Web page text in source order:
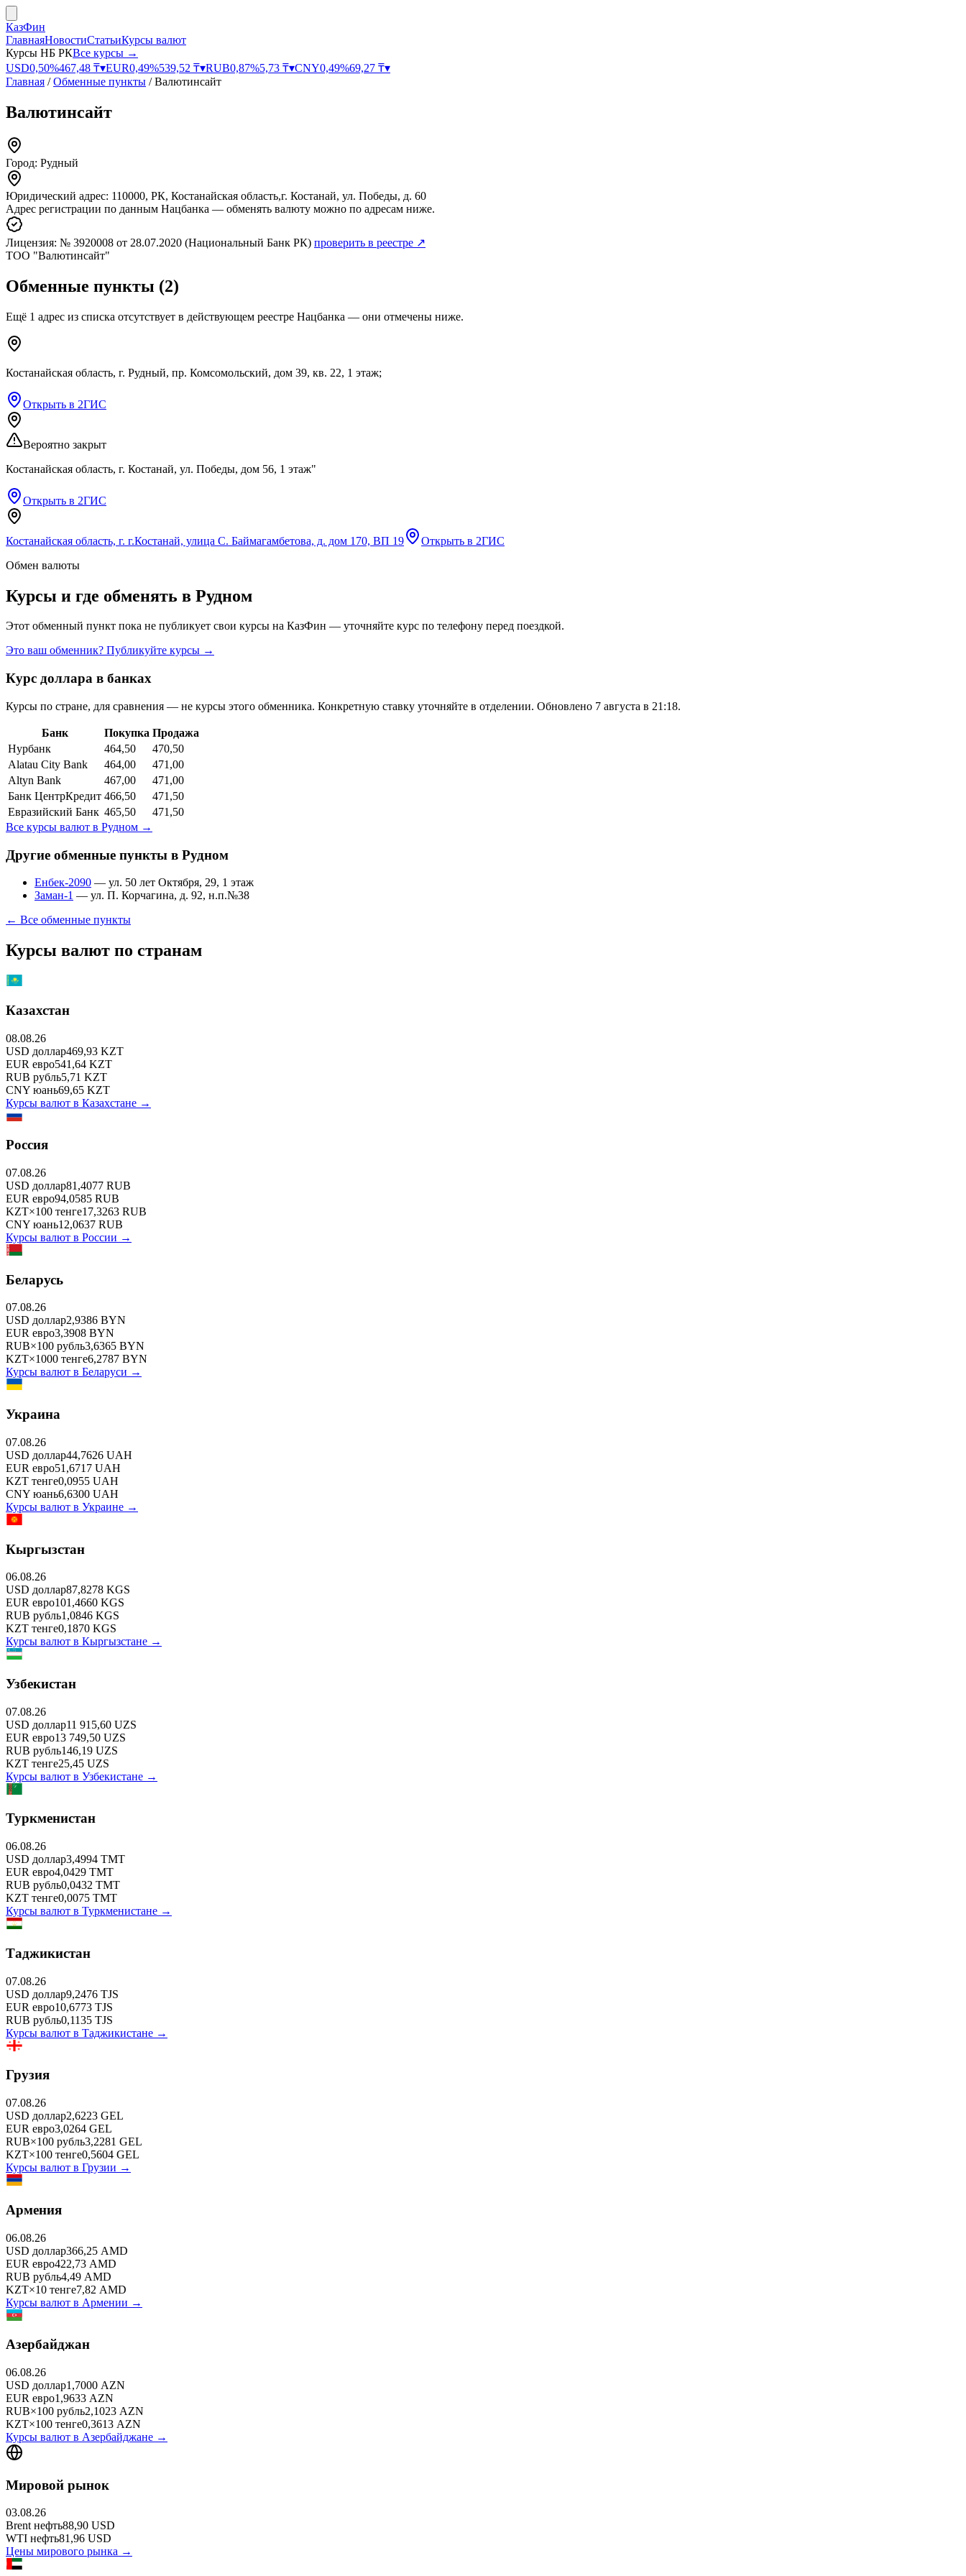
КазФин
ГлавнаяНовостиСтатьиКурсы валют
Курсы НБ РКВсе курсы →
USD0,50%467,48 ₸▾EUR0,49%539,52 ₸▾RUB0,87%5,73 ₸▾CNY0,49%69,27 ₸▾
Главная /Обменные пункты /Валютинсайт
Валютинсайт
Город: Рудный
Юридический адрес: 110000, РК, Костанайская область,г. Костанай, ул. Победы, д. 60
Адрес регистрации по данным Нацбанка — обменять валюту можно по адресам ниже.
Лицензия: № 3920008 от 28.07.2020 (Национальный Банк РК) проверить в реестре ↗
ТОО "Валютинсайт"
Обменные пункты (2)
Ещё 1 адрес из списка отсутствует в действующем реестре Нацбанка — они отмечены ниже.
Костанайская область, г. Рудный, пр. Комсомольский, дом 39, кв. 22, 1 этаж;
Открыть в 2ГИС
Вероятно закрыт
Костанайская область, г. Костанай, ул. Победы, дом 56, 1 этаж"
Открыть в 2ГИС
Костанайская область, г. г.Костанай, улица С. Баймагамбетова, д. дом 170, ВП 19
Открыть в 2ГИС
Обмен валюты
Курсы и где обменять в Рудном
Этот обменный пункт пока не публикует свои курсы на КазФин — уточняйте курс по телефону перед поездкой.
Это ваш обменник? Публикуйте курсы →
Курс доллара в банках
Курсы по стране, для сравнения — не курсы этого обменника. Конкретную ставку уточняйте в отделении. Обновлено 7 августа в 21:18.
Банк Покупка Продажа
Нурбанк
464,50
470,50
Alatau City Bank
464,00
471,00
Altyn Bank
467,00
471,00
Банк ЦентрКредит 466,50
471,50
Евразийский Банк 465,50
471,50
Все курсы валют в Рудном →
Другие обменные пункты в Рудном
Енбек-2090 — ул. 50 лет Октября, 29, 1 этаж
Заман-1 — ул. П. Корчагина, д. 92, н.п.№38
← Все обменные пункты
Курсы валют по странам
Казахстан
08.08.26
USD доллар469,93 KZT
EUR евро541,64 KZT
RUB рубль5,71 KZT
CNY юань69,65 KZT
Курсы валют в Казахстане →
Россия
07.08.26
USD доллар81,4077 RUB
EUR евро94,0585 RUB
KZT×100 тенге17,3263 RUB
CNY юань12,0637 RUB
Курсы валют в России →
Беларусь
07.08.26
USD доллар2,9386 BYN
EUR евро3,3908 BYN
RUB×100 рубль3,6365 BYN
KZT×1000 тенге6,2787 BYN
Курсы валют в Беларуси →
Украина
07.08.26
USD доллар44,7626 UAH
EUR евро51,6717 UAH
KZT тенге0,0955 UAH
CNY юань6,6300 UAH
Курсы валют в Украине →
Кыргызстан
06.08.26
USD доллар87,8278 KGS
EUR евро101,4660 KGS
RUB рубль1,0846 KGS
KZT тенге0,1870 KGS
Курсы валют в Кыргызстане →
Узбекистан
07.08.26
USD доллар11 915,60 UZS
EUR евро13 749,50 UZS
RUB рубль146,19 UZS
KZT тенге25,45 UZS
Курсы валют в Узбекистане →
Туркменистан
06.08.26
USD доллар3,4994 TMT
EUR евро4,0429 TMT
RUB рубль0,0432 TMT
KZT тенге0,0075 TMT
Курсы валют в Туркменистане →
Таджикистан
07.08.26
USD доллар9,2476 TJS
EUR евро10,6773 TJS
RUB рубль0,1135 TJS
Курсы валют в Таджикистане →
Грузия
07.08.26
USD доллар2,6223 GEL
EUR евро3,0264 GEL
RUB×100 рубль3,2281 GEL
KZT×100 тенге0,5604 GEL
Курсы валют в Грузии →
Армения
06.08.26
USD доллар366,25 AMD
EUR евро422,73 AMD
RUB рубль4,49 AMD
KZT×10 тенге7,82 AMD
Курсы валют в Армении →
Азербайджан
06.08.26
USD доллар1,7000 AZN
EUR евро1,9633 AZN
RUB×100 рубль2,1023 AZN
KZT×100 тенге0,3613 AZN
Курсы валют в Азербайджане →
Мировой рынок
03.08.26
Brent нефть88,90 USD
WTI нефть81,96 USD
Цены мирового рынка →